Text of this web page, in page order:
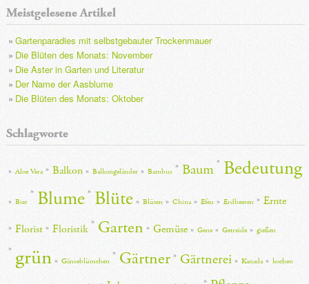
c
h
e
Meistgelesene Artikel
Gartenparadies mit selbstgebauter Trockenmauer
Die Blüten des Monats: November
Die Aster in Garten und Literatur
Der Name der Aasblume
Die Blüten des Monats: Oktober
Schlagworte
Aloe Vera Balkon Balkongeländer Bambus Baum Bedeutung
Bier Blume Blüte Blüten China Efeu Erdbeeren
Ernte
Florist
Floristik Garten Gemüse Gene Getreide gießen
grün Gänseblümchen Gärtner Gärtnerei Kanada kochen